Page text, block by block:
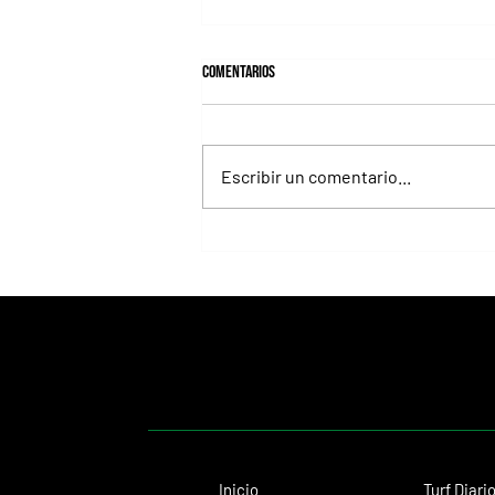
Comentarios
Escribir un comentario...
Inicio Turf